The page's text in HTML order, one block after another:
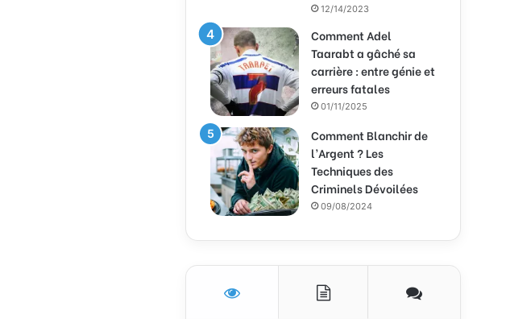
12/14/2023
Comment Adel
Taarabt a gâché sa
carrière : entre génie et
erreurs fatales
01/11/2025
Comment Blanchir de
l’Argent ? Les
Techniques des
Criminels Dévoilées
09/08/2024